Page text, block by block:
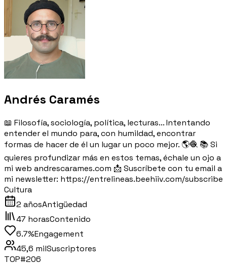
Andrés Caramés
📖 Filosofía, sociología, política, lecturas... Intentando
entender el mundo para, con humildad, encontrar
formas de hacer de él un lugar un poco mejor. 🌎🧶 📚 Si
quieres profundizar más en estos temas, échale un ojo a
mi web andrescarames.com 📩 Suscríbete con tu email a
mi newsletter: https://entrelineas.beehiiv.com/subscribe
Cultura
2 añosAntigüedad
47 horasContenido
6.7%Engagement
45,6 milSuscriptores
TOP#206